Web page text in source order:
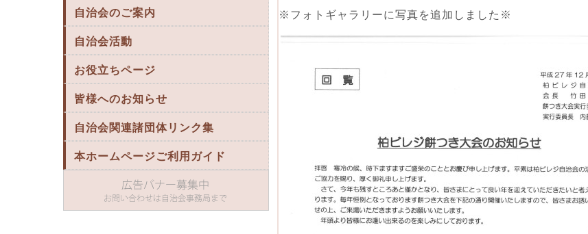
※フォトギャラリーに写真を追加しました※
自治会のご案内
自治会活動
お役立ちページ
皆様へのお知らせ
自治会関連諸団体リンク集
本ホームページご利用ガイド